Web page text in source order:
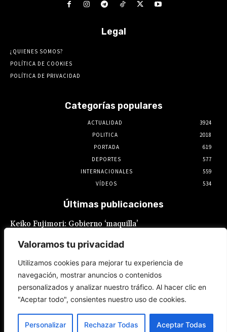
Valoramos tu privacidad
Utilizamos cookies para mejorar tu experiencia de
navegación, mostrar anuncios o contenidos
personalizados y analizar nuestro tráfico. Al hacer clic en
"Aceptar todo", consientes nuestro uso de cookies.
Personalizar Rechazar Todas Aceptar Todas
Legal
¿QUIENES SOMOS?
POLÍTICA DE COOKIES
POLÍTICA DE PRIVACIDAD
Categorías populares
ACTUALIDAD
3924
POLITICA
2018
PORTADA
619
DEPORTES
577
INTERNACIONALES
559
VÍDEOS
534
Últimas publicaciones
Keiko Fujimori: Gobierno ‘maquilla’
fragmentado y feriados reacomodados
Keiko Fujimori es la que buscó al Gobierno
de México para el restablecimiento de
relaciones, reveló Claudia Sheinbaum